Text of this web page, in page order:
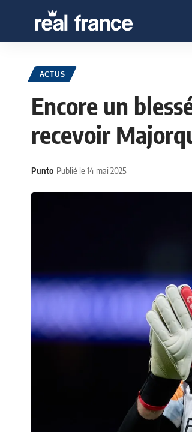
ACTUS
Encore un
recevoir
Punto Publié le 14 mai 2025